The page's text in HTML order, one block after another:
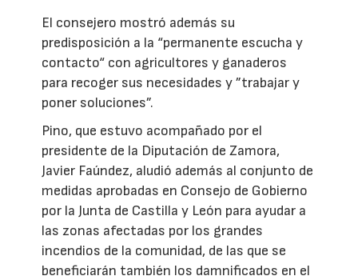
El consejero mostró además su
predisposición a la “permanente escucha y
contacto“ con agricultores y ganaderos
para recoger sus necesidades y ”trabajar y
poner soluciones”.
Pino, que estuvo acompañado por el
presidente de la Diputación de Zamora,
Javier Faúndez, aludió además al conjunto de
medidas aprobadas en Consejo de Gobierno
por la Junta de Castilla y León para ayudar a
las zonas afectadas por los grandes
incendios de la comunidad, de las que se
beneficiarán también los damnificados en el